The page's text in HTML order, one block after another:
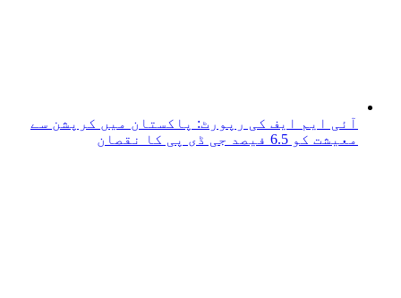
آئی ایم ایف کی رپورٹ: پاکستان میں کرپشن سے
معیشت کو 6.5 فیصد جی ڈی پی کا نقصان